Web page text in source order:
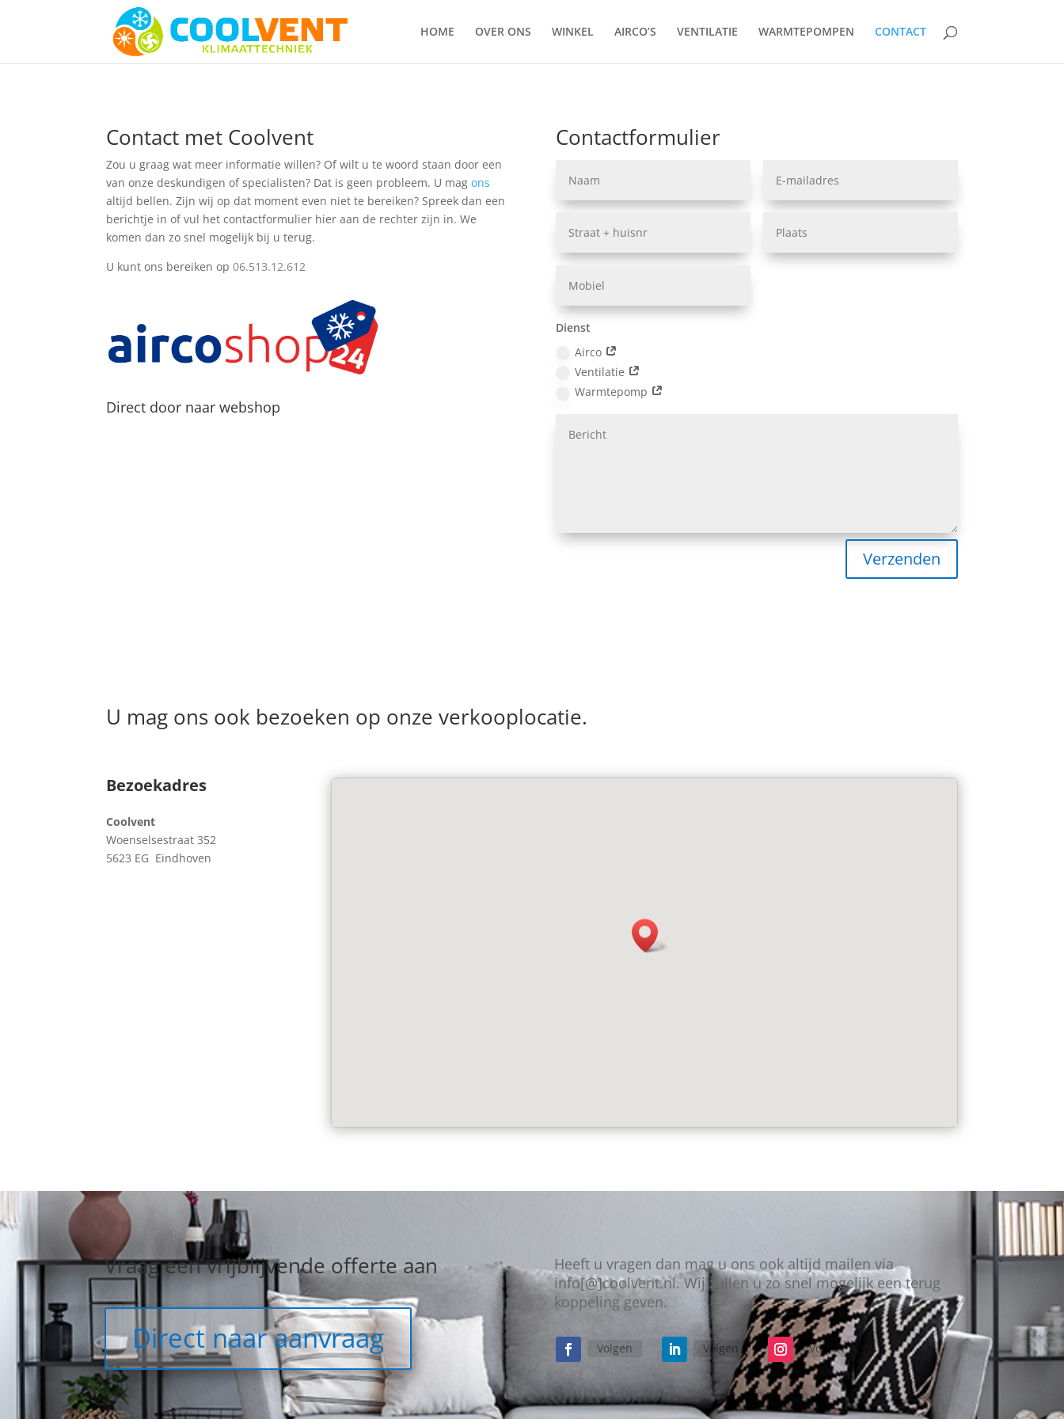
HOME OVER ONS WINKEL AIRCO’S VENTILATIE WARMTEPOMPEN CONTACT
Contact met Coolvent
Zou u graag wat meer informatie willen? Of wilt u te woord staan door een
van onze deskundigen of specialisten? Dat is geen probleem. U magons
altijd bellen. Zijn wij op dat moment even niet te bereiken? Spreek dan een
berichtje in of vul het contactformulier hier aan de rechter zijn in. We
komen dan zo snel mogelijk bij u terug.
U kunt ons bereiken op06.513.12.612
Direct door naar webshop
Contactformulier
Dienst
Airco
Ventilatie
Warmtepomp
Verzenden
U mag ons ook bezoeken op onze verkooplocatie.
Bezoekadres
Coolvent
Woenselsestraat 352
5623 EG Eindhoven
Vraag een vrijblijvende offerte aan
Direct naar aanvraag
Heeft u vragen dan mag u ons ook altijd mailen via
info[@]coolvent.nl. Wij zullen u zo snel mogelijk een terug
koppeling geven.
Volgen Volgen Volgen